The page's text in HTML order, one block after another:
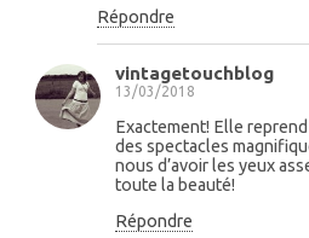
Répondre
vintagetouchblog
13/03/2018
Exactement! Elle
des spectacles
nous d’avoir les yeux
toute la beauté!
Répondre